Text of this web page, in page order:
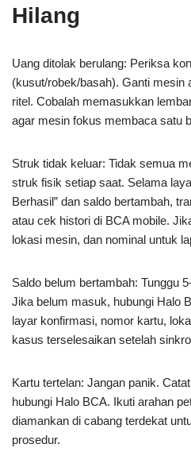
Hilang
Uang ditolak berulang: Periksa
(kusut/robek/basah). Ganti mesin
ritel. Cobalah memasukkan
agar mesin fokus membaca satu
Struk tidak keluar: Tidak semua
struk fisik setiap saat. Selama
Berhasil” dan saldo bertambah,
atau cek histori di BCA mobile.
lokasi mesin, dan nominal untuk
Saldo belum bertambah: Tunggu
Jika belum masuk, hubungi Halo
layar konfirmasi, nomor kartu,
kasus terselesaikan setelah
Kartu tertelan: Jangan panik.
hubungi Halo BCA. Ikuti arahan
diamankan di cabang terdekat
prosedur.